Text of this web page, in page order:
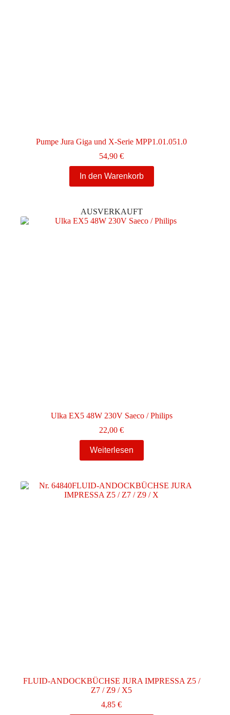
Pumpe Jura Giga und X-Serie MPP1.01.051.0
54,90€
In den Warenkorb
AUSVERKAUFT
Ulka EX5 48W 230V Saeco / Philips
22,00€
Weiterlesen
FLUID-ANDOCKBÜCHSE JURA IMPRESSA Z5 /
Z7 / Z9 / X5
4,85€